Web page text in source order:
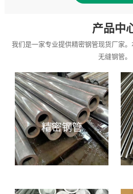
产品中
我们是一家专业提供精密钢管现货厂家
无缝钢管。
精密钢管